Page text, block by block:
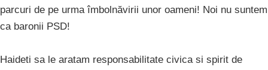
parcuri de pe urma îmbolnăvirii unor oameni! Noi nu suntem
ca baronii PSD!
Haideti sa le aratam responsabilitate civica si spirit de